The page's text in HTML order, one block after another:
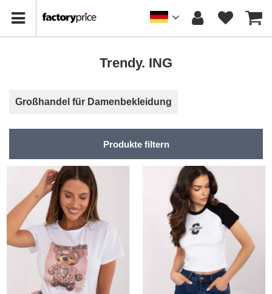
Trendy. ING
Großhandel für Damenbekleidung
Produkte filtern